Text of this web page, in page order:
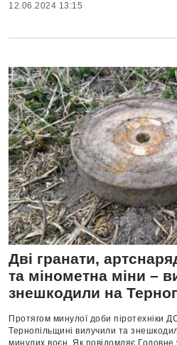
12.06.2024 13:15
Дві гранати,
та мінометна міни –
знешкодили на
Протягом минулої доби піротехніки
Тернопільщині вилучили та
минулих воєн. Як повідомляє